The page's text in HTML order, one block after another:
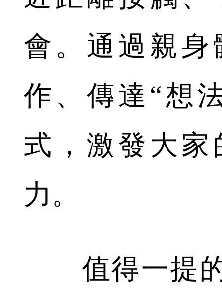
會。通過親
作、傳達“想
式，激發大
力。
值得一提的